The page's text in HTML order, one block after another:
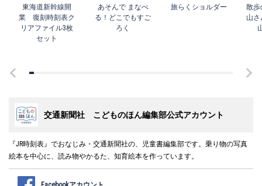
東海道新幹線開
業 復刻時刻表ク
リアファイル3枚
セット
あそんで まなべ
る！どこでもすご
ろく
旅らくショルダー
散歩
山さ
交通新聞社 こどものほん編集部公式アカウント
『JR時刻表』でおなじみ・交通新聞社の、児童書編集部です。乗り物の写真
絵本を中心に、読み物やかるた、知育絵本を作っています。